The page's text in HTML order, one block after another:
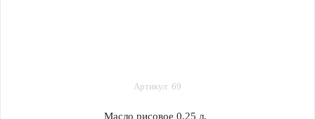
Артикул: 69
Масло рисовое 0,25 л.